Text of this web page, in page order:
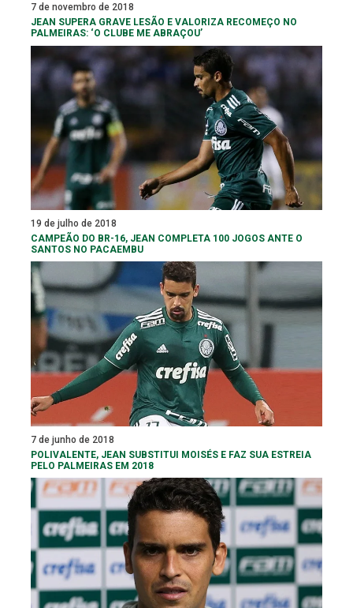
7 de novembro de 2018
JEAN SUPERA GRAVE LESÃO E VALORIZA RECOMEÇO NO
PALMEIRAS: ‘O CLUBE ME ABRAÇOU’
19 de julho de 2018
CAMPEÃO DO BR-16, JEAN COMPLETA 100 JOGOS ANTE O
SANTOS NO PACAEMBU
7 de junho de 2018
POLIVALENTE, JEAN SUBSTITUI MOISÉS E FAZ SUA ESTREIA
PELO PALMEIRAS EM 2018